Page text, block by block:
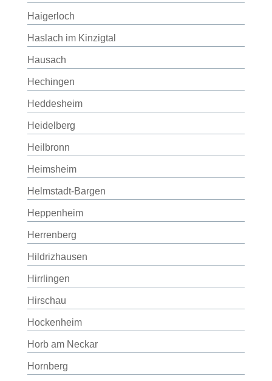
Haigerloch
Haslach im Kinzigtal
Hausach
Hechingen
Heddesheim
Heidelberg
Heilbronn
Heimsheim
Helmstadt-Bargen
Heppenheim
Herrenberg
Hildrizhausen
Hirrlingen
Hirschau
Hockenheim
Horb am Neckar
Hornberg